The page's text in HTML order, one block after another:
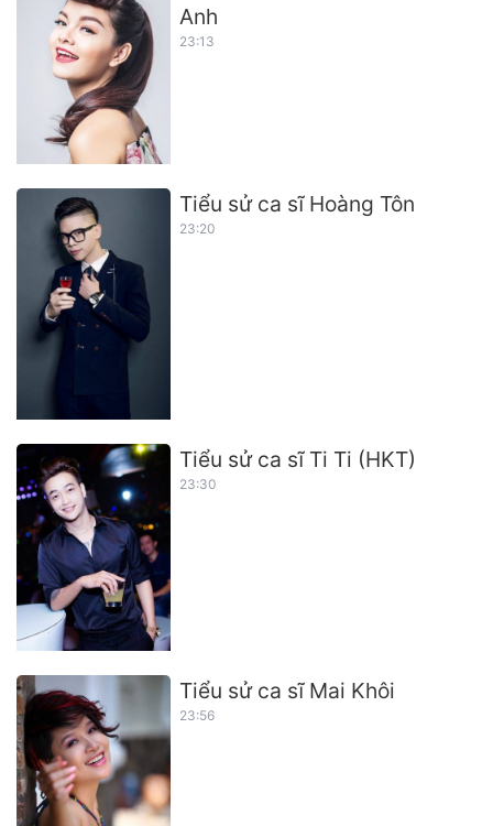
Anh
23:13
Tiểu sử ca sĩ Hoàng Tôn
23:20
Tiểu sử ca sĩ Ti Ti (HKT)
23:30
Tiểu sử ca sĩ Mai Khôi
23:56